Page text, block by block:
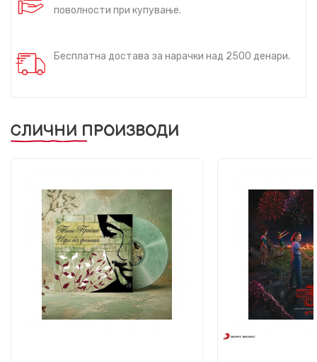
поволности при купување.
Бесплатна достава за нарачки над 2500 денари.
СЛИЧНИ ПРОИЗВОДИ